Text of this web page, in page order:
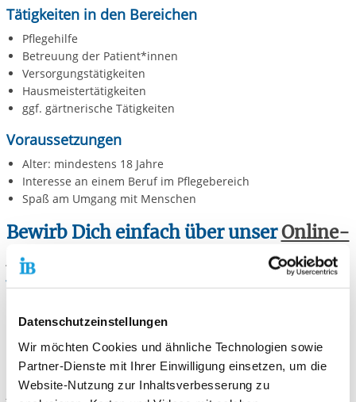
Datenschutzeinstellungen
Wir möchten Cookies und ähnliche Technologien sowie
Partner-Dienste mit Ihrer Einwilligung einsetzen, um die
Website-Nutzung zur Inhaltsverbesserung zu
Tätigkeiten in den Bereichen
Pflegehilfe
Betreuung der Patient*innen
Versorgungstätigkeiten
Hausmeistertätigkeiten
ggf. gärtnerische Tätigkeiten
Voraussetzungen
Alter: mindestens 18 Jahre
Interesse an einem Beruf im Pflegebereich
Spaß am Umgang mit Menschen
Bewirb Dich einfach über unserOnline-
Formular.
Wir melden uns dann bei Dir!
Kontaktiere uns!
E-Mail schreiben